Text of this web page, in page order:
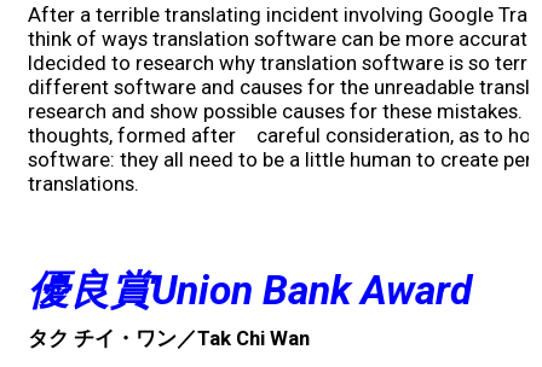
2013 Results
Scholarship
2019 Recipients
2018 Recipients
After a terrible translating incident involving Google
think of ways translation software can be more
Idecided to research why translation software is so
different software and causes for the unreadable
research and show possible causes for these mistakes. I
thoughts, formed after careful consideration, as to
software: they all need to be a little human to create
translations.
優良賞Union Bank Award
タク チイ・ワン／Tak Chi Wan